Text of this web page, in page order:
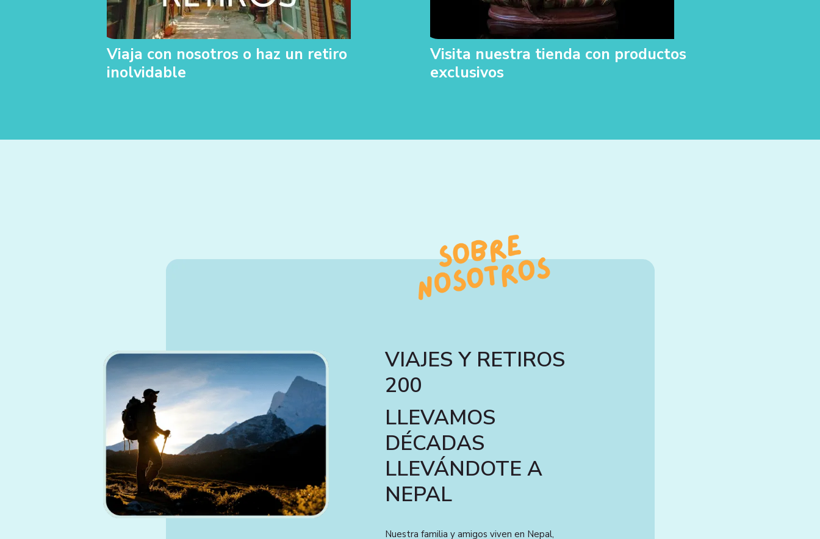
Viaja con nosotros o haz un retiro
inolvidable
Visita nuestra tienda con productos
exclusivos
VIAJES Y RETIROS
200
LLEVAMOS
DÉCADAS
LLEVÁNDOTE A
NEPAL
Nuestra familia y amigos viven en Nepal,